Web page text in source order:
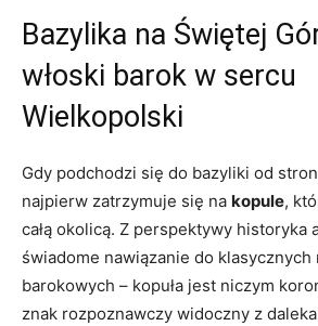
Bazylika na Świętej
włoski barok w sercu
Wielkopolski
Gdy podchodzi się do bazyliki od
najpierw zatrzymuje się na kopule,
całą okolicą. Z perspektywy historyka
świadome nawiązanie do klasycznych
barokowych – kopuła jest niczym
znak rozpoznawczy widoczny z